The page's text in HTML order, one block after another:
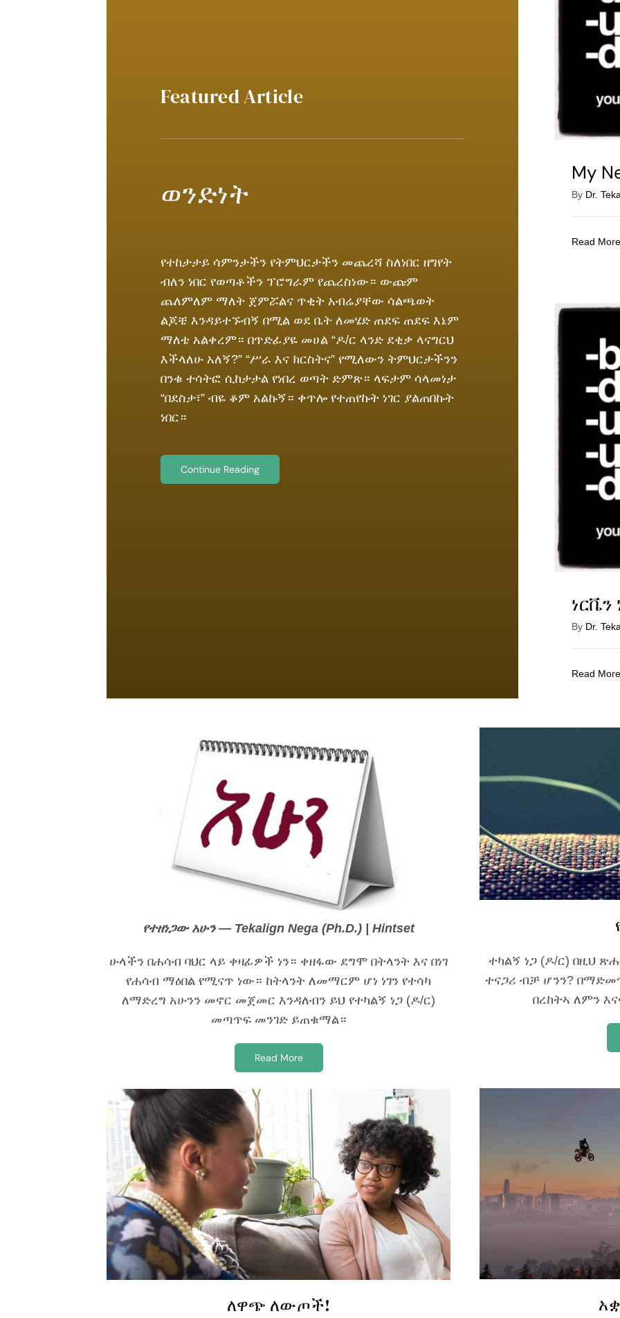
Featured Article
ወንድነት
የተከታታይ ሳምንታችን የትምህርታችን መጨረሻ ስለነበር ዘግየት
ብለን ነበር የወጣቶችን ፕሮግራም የጨረስነው። ውጩም
ጨለምለም ማለት ጀምሯልና ጥቂት አብሬያቸው ሳልጫወት
ልጆቼ እንዳይተኙብኝ በሚል ወደ ቤት ለመሄድ ጠደፍ ጠደፍ እኔም
ማለቴ አልቀረም። በጥድፊያዬ መሀል “ዶ/ር ላንድ ደቂቃ ላናግርህ
እችላለሁ አለኝ?” “ሥራ እና ክርስትና” የሚለውን ትምህርታችንን
በንቁ ተሳትፎ ሲከታታል የነበረ ወጣት ድምጽ። ላፍታም ሳላመነታ
“በደስታ፣” ብዬ ቆም አልኩኝ። ቀጥሎ የተጠየኩት ነገር ያልጠበኩት
ነበር።
Continue Reading
My
By Dr.
Read
ነርቬን
By Dr.
Read
የተዘነጋው አሁን — Tekalign Nega (Ph.D.) | Hintset
ሁላችን በሐሳብ ባህር ላይ ቀዛፊዎች ነን። ቀዘፋው ደግሞ በትላንት እና በነገ
የሐሳብ ማዕበል የሚናጥ ነው። ከትላንት ለመማርም ሆነ ነገን የተሳካ
ለማድረግ አሁንን መኖር መጀመር እንዳለብን ይህ የተካልኝ ነጋ (ዶ/ር)
መጣጥፍ መንገድ ይጠቁማል።
Read More
ተካልኝ ነጋ (ዶ/ር) በዚህ
ተናጋሪ ብቻ ሆንን?
በረከትኣ ለምን
ለዋጭ ለውጦች!